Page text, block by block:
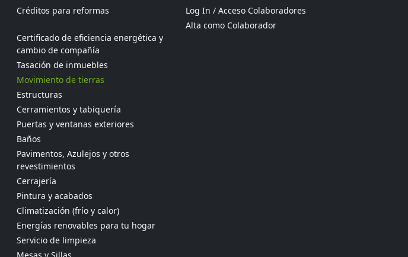
Créditos para reformas
Certificado de eficiencia energética y
cambio de compañía
Tasación de inmuebles
Movimiento de tierras
Estructuras
Cerramientos y tabiquería
Puertas y ventanas exteriores
Baños
Pavimentos, Azulejos y otros
revestimientos
Cerrajería
Pintura y acabados
Climatización (frío y calor)
Energías renovables para tu hogar
Servicio de limpieza
Log In / Acceso Colaboradores
Alta como Colaborador